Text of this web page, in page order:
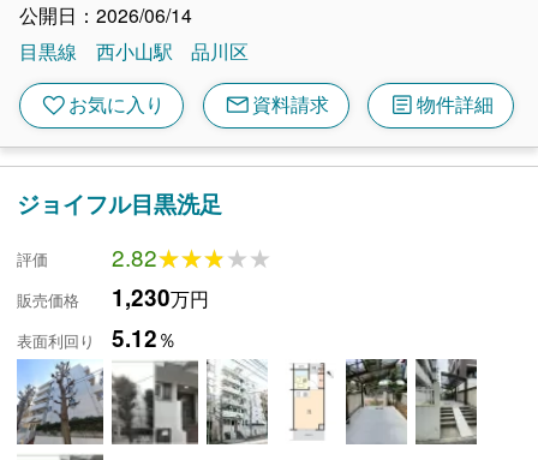
公開日：2026/06/14
目黒線
西小山駅 品川区
favoriteお気に入り mail資料請求 article物件詳細
ジョイフル目黒洗足
評価 2.82★★★★★
★★★★★
販売価格 1,230万円
表面利回り 5.12％